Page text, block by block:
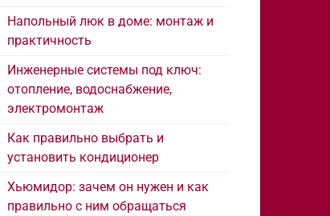
Напольный люк в доме: монтаж и
практичность
Инженерные системы под ключ:
отопление, водоснабжение,
электромонтаж
Как правильно выбрать и
установить кондиционер
Хьюмидор: зачем он нужен и как
правильно с ним обращаться